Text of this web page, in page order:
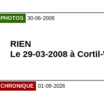
PHOTOS 30-06-2008
RIEN
Le 29-03-2008 à
CHRONIQUE 01-08-2026